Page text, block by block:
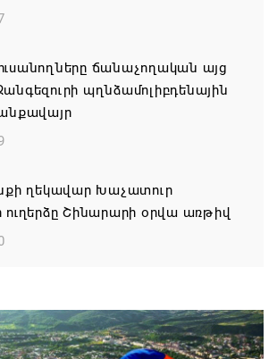
ճանաչողական այց
պղնձամոլիբդենային
ղեկավար Խաչատուր
ուղերձը Շինարարի օրվա առթիվ
ուղերձը` Շինարարի
օրվա կապակցությամբ